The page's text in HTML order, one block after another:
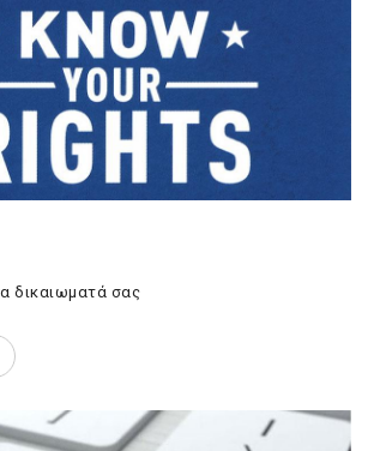
δικαιωματά σας